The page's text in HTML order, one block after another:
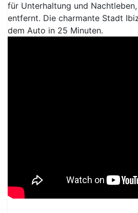
für Unterhaltung und
entfernt. Die charmante Stadt
dem Auto in 25 Minuten.